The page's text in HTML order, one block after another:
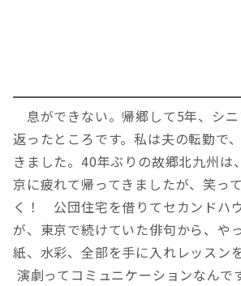
息ができない。帰郷して5年、シ
返ったところです。私は夫の転勤で
きました。40年ぶりの故郷北九州
京に疲れて帰ってきましたが、笑っ
く！ 公団住宅を借りてセカンドハ
が、東京で続けていた俳句から、や
紙、水彩、全部を手に入れレッスン
演劇ってコミュニケーションなん